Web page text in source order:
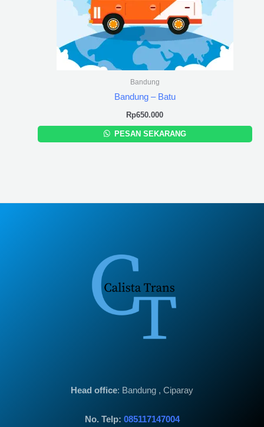
Bandung
Bandung – Batu
Rp650.000
PESAN SEKARANG
Head office: Bandung , Ciparay
No. Telp: 085117147004